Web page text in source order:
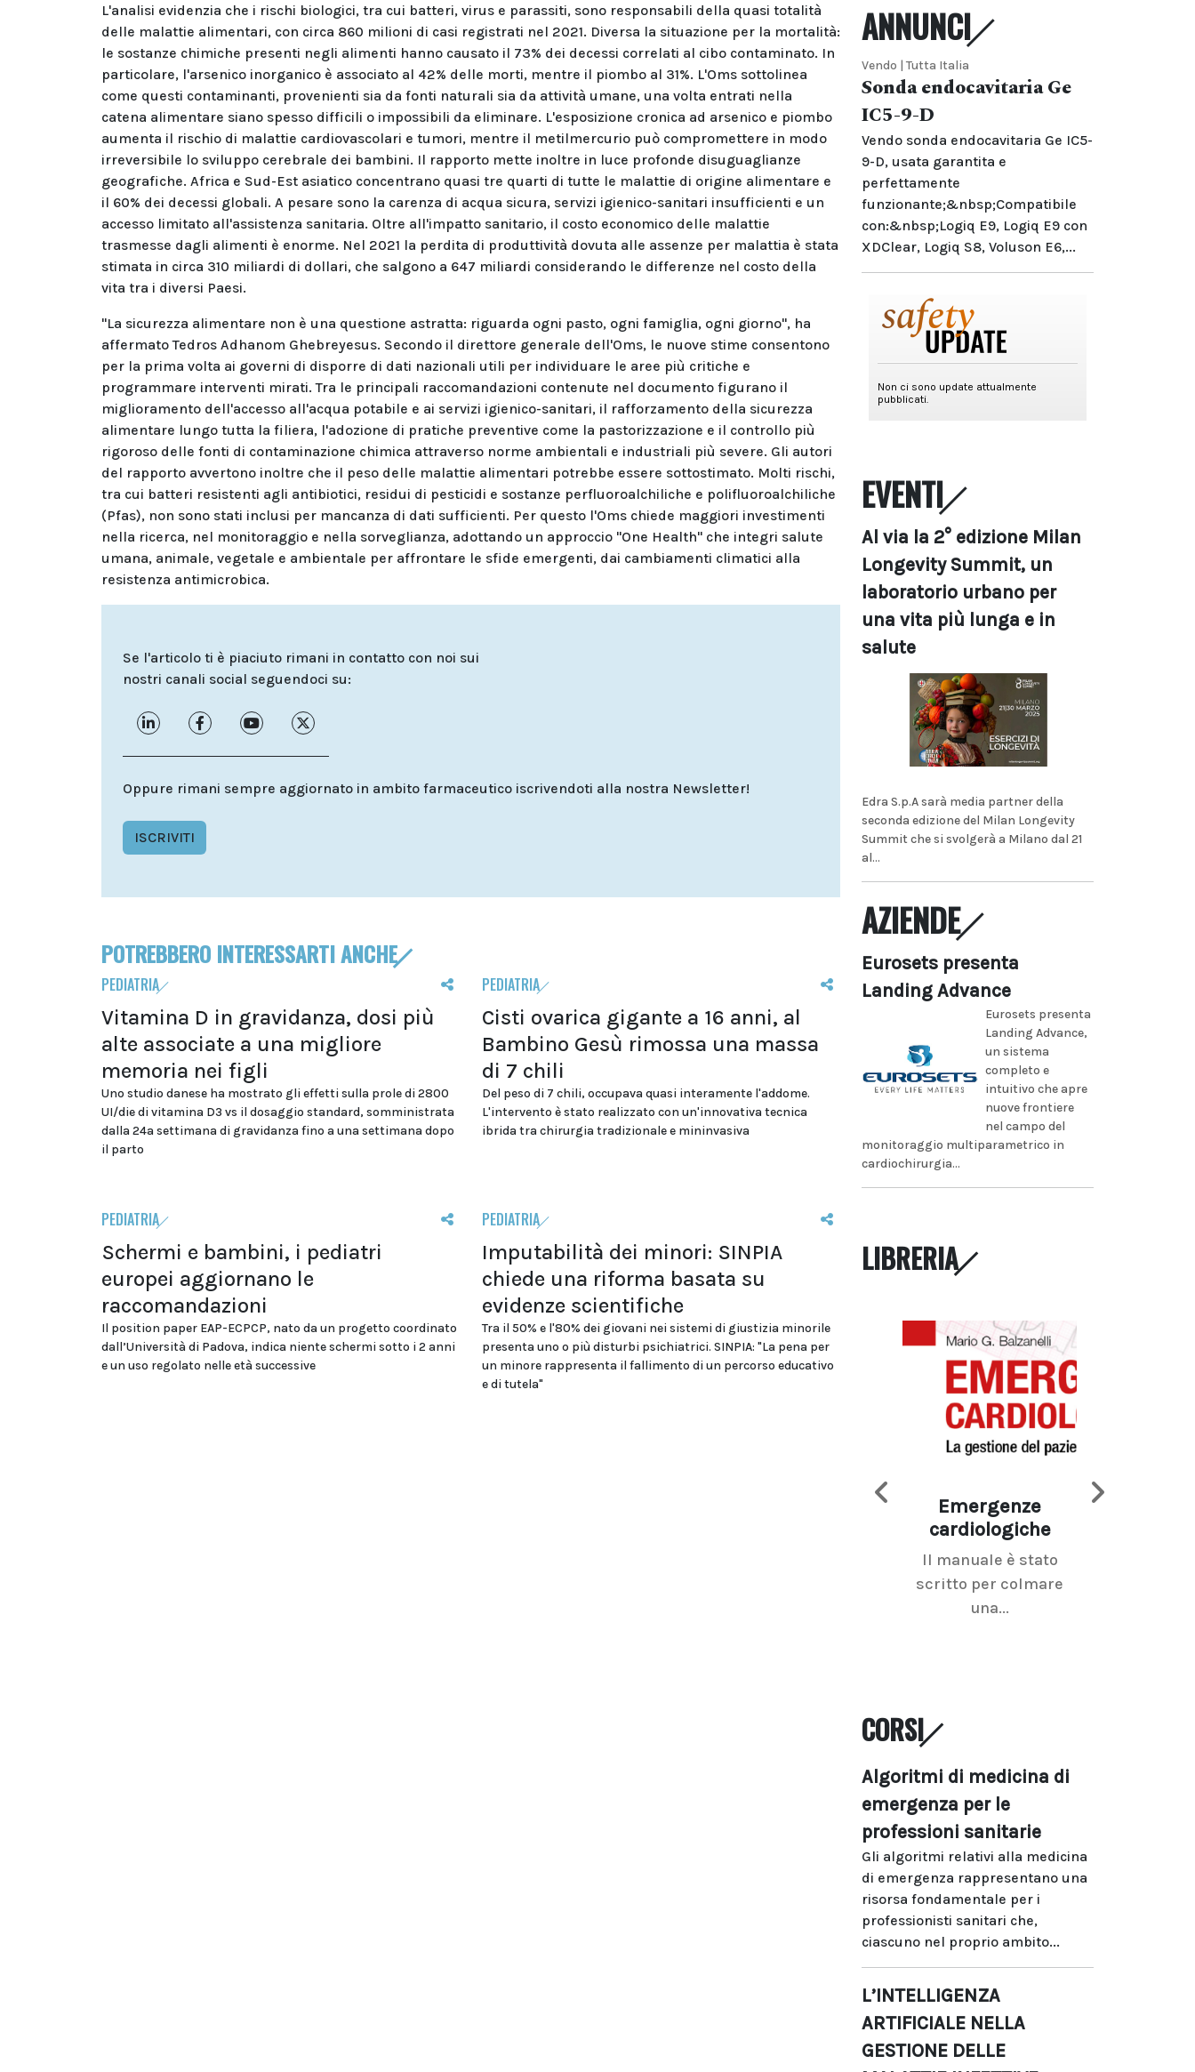
L'analisi evidenzia che i rischi biologici, tra cui batteri, virus e parassiti, sono responsabili della quasi totalità
delle malattie alimentari, con circa 860 milioni di casi registrati nel 2021. Diversa la situazione per la mortalità:
le sostanze chimiche presenti negli alimenti hanno causato il 73% dei decessi correlati al cibo contaminato. In
particolare, l'arsenico inorganico è associato al 42% delle morti, mentre il piombo al 31%. L'Oms sottolinea
come questi contaminanti, provenienti sia da fonti naturali sia da attività umane, una volta entrati nella
catena alimentare siano spesso difficili o impossibili da eliminare. L'esposizione cronica ad arsenico e piombo
aumenta il rischio di malattie cardiovascolari e tumori, mentre il metilmercurio può compromettere in modo
irreversibile lo sviluppo cerebrale dei bambini. Il rapporto mette inoltre in luce profonde disuguaglianze
geografiche. Africa e Sud-Est asiatico concentrano quasi tre quarti di tutte le malattie di origine alimentare e
il 60% dei decessi globali. A pesare sono la carenza di acqua sicura, servizi igienico-sanitari insufficienti e un
accesso limitato all'assistenza sanitaria. Oltre all'impatto sanitario, il costo economico delle malattie
trasmesse dagli alimenti è enorme. Nel 2021 la perdita di produttività dovuta alle assenze per malattia è stata
stimata in circa 310 miliardi di dollari, che salgono a 647 miliardi considerando le differenze nel costo della
vita tra i diversi Paesi.
"La sicurezza alimentare non è una questione astratta: riguarda ogni pasto, ogni famiglia, ogni giorno", ha
affermato Tedros Adhanom Ghebreyesus. Secondo il direttore generale dell'Oms, le nuove stime consentono
per la prima volta ai governi di disporre di dati nazionali utili per individuare le aree più critiche e
programmare interventi mirati. Tra le principali raccomandazioni contenute nel documento figurano il
miglioramento dell'accesso all'acqua potabile e ai servizi igienico-sanitari, il rafforzamento della sicurezza
alimentare lungo tutta la filiera, l'adozione di pratiche preventive come la pastorizzazione e il controllo più
rigoroso delle fonti di contaminazione chimica attraverso norme ambientali e industriali più severe. Gli autori
del rapporto avvertono inoltre che il peso delle malattie alimentari potrebbe essere sottostimato. Molti rischi,
tra cui batteri resistenti agli antibiotici, residui di pesticidi e sostanze perfluoroalchiliche e polifluoroalchiliche
(Pfas), non sono stati inclusi per mancanza di dati sufficienti. Per questo l'Oms chiede maggiori investimenti
nella ricerca, nel monitoraggio e nella sorveglianza, adottando un approccio "One Health" che integri salute
umana, animale, vegetale e ambientale per affrontare le sfide emergenti, dai cambiamenti climatici alla
resistenza antimicrobica.
Se l'articolo ti è piaciuto rimani in contatto con noi sui
nostri canali social seguendoci su:
Oppure rimani sempre aggiornato in ambito farmaceutico iscrivendoti alla nostra Newsletter!
ISCRIVITI
POTREBBERO INTERESSARTI ANCHE
PEDIATRIA
Vitamina D in gravidanza, dosi più
alte associate a una migliore
memoria nei figli
Uno studio danese ha mostrato gli effetti sulla prole di 2800
UI/die di vitamina D3 vs il dosaggio standard, somministrata
dalla 24a settimana di gravidanza fino a una settimana dopo
il parto
PEDIATRIA
Cisti ovarica gigante a 16 anni, al
Bambino Gesù rimossa una massa
di 7 chili
Del peso di 7 chili, occupava quasi interamente l'addome.
L'intervento è stato realizzato con un'innovativa tecnica
ibrida tra chirurgia tradizionale e mininvasiva
PEDIATRIA
Schermi e bambini, i pediatri
europei aggiornano le
raccomandazioni
Il position paper EAP-ECPCP, nato da un progetto coordinato
dall’Università di Padova, indica niente schermi sotto i 2 anni
e un uso regolato nelle età successive
PEDIATRIA
Imputabilità dei minori: SINPIA
chiede una riforma basata su
evidenze scientifiche
Tra il 50% e l'80% dei giovani nei sistemi di giustizia minorile
presenta uno o più disturbi psichiatrici. SINPIA: "La pena per
un minore rappresenta il fallimento di un percorso educativo
e di tutela"
ANNUNCI
Vendo | Tutta Italia
Sonda endocavitaria Ge
IC5-9-D
Vendo sonda endocavitaria Ge IC5-
9-D, usata garantita e
perfettamente
funzionante;&nbsp;Compatibile
con:&nbsp;Logiq E9, Logiq E9 con
XDClear, Logiq S8, Voluson E6,...
EVENTI
Al via la 2° edizione Milan
Longevity Summit, un
laboratorio urbano per
una vita più lunga e in
salute
Edra S.p.A sarà media partner della
seconda edizione del Milan Longevity
Summit che si svolgerà a Milano dal 21
al...
AZIENDE
Eurosets presenta
Landing Advance
Eurosets presenta
Landing Advance,
un sistema
completo e
intuitivo che apre
nuove frontiere
nel campo del
monitoraggio multiparametrico in
cardiochirurgia...
LIBRERIA
Emergenze
cardiologiche
Il manuale è stato
scritto per colmare
una...
CORSI
Algoritmi di medicina di
emergenza per le
professioni sanitarie
Gli algoritmi relativi alla medicina
di emergenza rappresentano una
risorsa fondamentale per i
professionisti sanitari che,
ciascuno nel proprio ambito...
L’INTELLIGENZA
ARTIFICIALE NELLA
GESTIONE DELLE